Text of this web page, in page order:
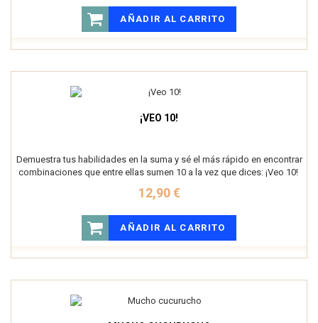
AÑADIR AL CARRITO
¡VEO 10!
Demuestra tus habilidades en la suma y sé el más rápido en encontrar
combinaciones que entre ellas sumen 10 a la vez que dices: ¡Veo 10!
12,90 €
AÑADIR AL CARRITO